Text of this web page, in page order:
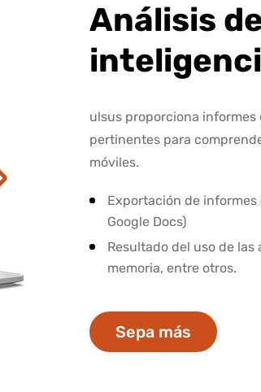
Análisis
ulsus proporciona
pertinentes para
móviles.
Exportación de informes
Google Docs)
Resultado del uso de
memoria, entre otros.
Sepa más